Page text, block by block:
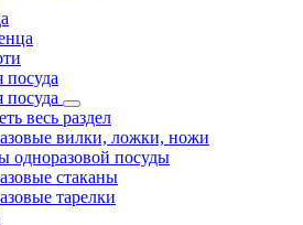
посуда
посуда
весь раздел
вилки, ложки, ножи
одноразовой посуды
стаканы
тарелки